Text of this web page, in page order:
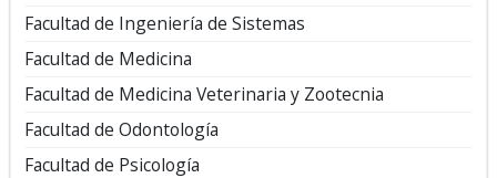
Facultad de Ingeniería de Sistemas
Facultad de Medicina
Facultad de Medicina Veterinaria y Zootecnia
Facultad de Odontología
Facultad de Psicología